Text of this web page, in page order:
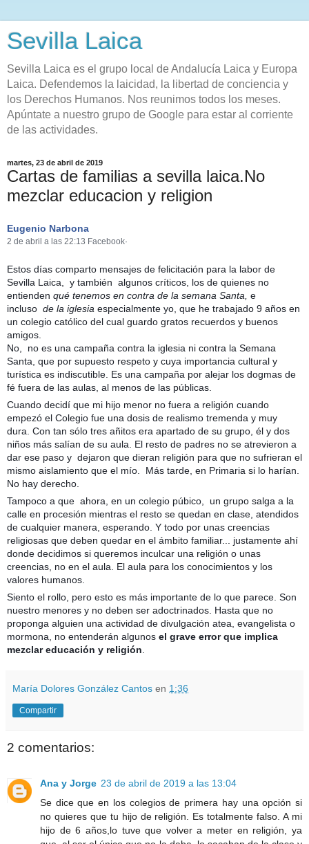
Sevilla Laica
Sevilla Laica es el grupo local de Andalucía Laica y Europa
Laica. Defendemos la laicidad, la libertad de conciencia y
los Derechos Humanos. Nos reunimos todos los meses.
Apúntate a nuestro grupo de Google para estar al corriente
de las actividades.
martes, 23 de abril de 2019
Cartas de familias a sevilla laica.No
mezclar educacion y religion
Eugenio Narbona
2 de abril a las 22:13 Facebook·
Estos días comparto mensajes de felicitación para la labor de
Sevilla Laica, y también algunos críticos, los de quienes no
entienden qué tenemos en contra de la semana Santa, e
incluso de la iglesia especialmente yo, que he trabajado 9 años en
un colegio católico del cual guardo gratos recuerdos y buenos
amigos.
No, no es una campaña contra la iglesia ni contra la Semana
Santa, que por supuesto respeto y cuya importancia cultural y
turística es indiscutible. Es una campaña por alejar los dogmas de
fé fuera de las aulas, al menos de las públicas.
Cuando decidí que mi hijo menor no fuera a religión cuando
empezó el Colegio fue una dosis de realismo tremenda y muy
dura. Con tan sólo tres añitos era apartado de su grupo, él y dos
niños más salían de su aula. El resto de padres no se atrevieron a
dar ese paso y dejaron que dieran religión para que no sufrieran el
mismo aislamiento que el mío. Más tarde, en Primaria si lo harían.
No hay derecho.
Tampoco a que ahora, en un colegio púbico, un grupo salga a la
calle en procesión mientras el resto se quedan en clase, atendidos
de cualquier manera, esperando. Y todo por unas creencias
religiosas que deben quedar en el ámbito familiar... justamente ahí
donde decidimos si queremos inculcar una religión o unas
creencias, no en el aula. El aula para los conocimientos y los
valores humanos.
Siento el rollo, pero esto es más importante de lo que parece. Son
nuestro menores y no deben ser adoctrinados. Hasta que no
proponga alguien una actividad de divulgación atea, evangelista o
mormona, no entenderán algunos el grave error que implica
mezclar educación y religión
María Dolores González Cantos en 1:36
Compartir
2 comentarios:
Ana y Jorge 23 de abril de 2019 a las 13:04
Se dice que en los colegios de primera hay una opción si
no quieres que tu hijo de religión. Es totalmente falso. A mi
hijo de 6 años,lo tuve que volver a meter en religión, ya